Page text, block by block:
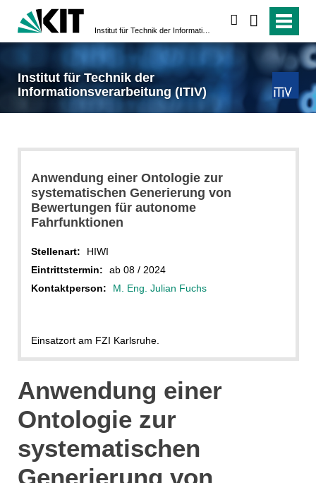
Institut für Technik der
Informationsverarbeitung (ITIV)
Anwendung einer Ontologie zur
systematischen Generierung von
Bewertungen für autonome
Fahrfunktionen
Stellenart:
HIWI
Eintrittstermin:
ab 08 / 2024
Kontaktperson:
M. Eng. Julian Fuchs
Einsatzort am FZI Karlsruhe.
Anwendung einer
Ontologie zur
systematischen
Generierung von